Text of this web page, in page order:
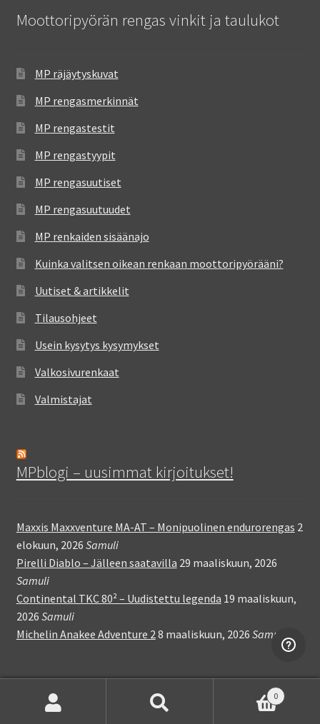
Moottoripyörän rengas vinkit ja taulukot
MP räjäytyskuvat
MP rengasmerkinnät
MP rengastestit
MP rengastyypit
MP rengasuutiset
MP rengasuutuudet
MP renkaiden sisäänajo
Kuinka valitsen oikean renkaan moottoripyörääni?
Uutiset & artikkelit
Tilausohjeet
Usein kysytys kysymykset
Valkosivurenkaat
Valmistajat
MPblogi – uusimmat kirjoitukset!
Maxxis Maxxventure MA-AT – Monipuolinen endurorengas 2
elokuun, 2026 Samuli
Pirelli Diablo – Jälleen saatavilla 29 maaliskuun, 2026
Samuli
Continental TKC 80² – Uudistettu legenda 19 maaliskuun,
2026 Samuli
Michelin Anakee Adventure 2 8 maaliskuun, 2026 Samuli
0